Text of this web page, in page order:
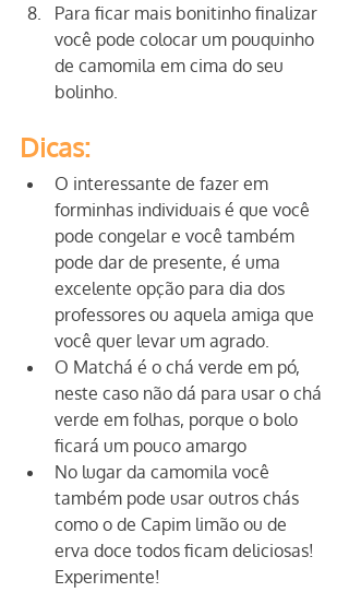
Para ficar mais bonitinho finalizar
você pode colocar um pouquinho
de camomila em cima do seu
bolinho.
Dicas:
O interessante de fazer em
forminhas individuais é que você
pode congelar e você também
pode dar de presente, é uma
excelente opção para dia dos
professores ou aquela amiga que
você quer levar um agrado.
O Matchá é o chá verde em pó,
neste caso não dá para usar o chá
verde em folhas, porque o bolo
ficará um pouco amargo
No lugar da camomila você
também pode usar outros chás
como o de Capim limão ou de
erva doce todos ficam deliciosas!
Experimente!